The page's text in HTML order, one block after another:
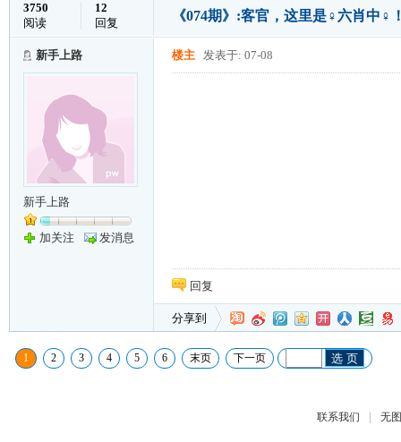
3750
阅读
12
回复
《074期》:客官，这里是♀六肖中♀
新手上路
新手上路
加关注 发消息
楼主 发表于: 07-08
回复
分享到
1 2 3 4 5 6 末页 下一页 选 页
联系我们 | 无